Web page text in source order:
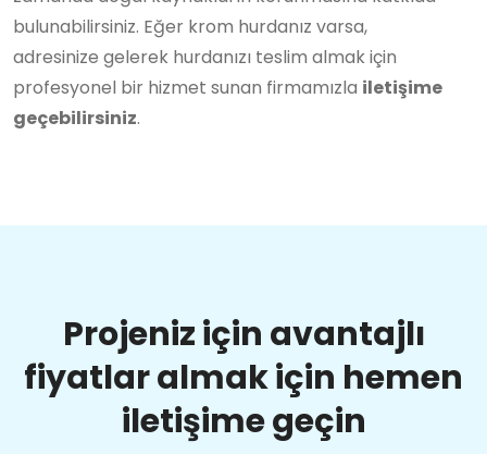
bulunabilirsiniz. Eğer krom hurdanız varsa,
adresinize gelerek hurdanızı teslim almak için
profesyonel bir hizmet sunan firmamızla iletişime
geçebilirsiniz.
Projeniz için avantajlı
fiyatlar almak için hemen
iletişime geçin